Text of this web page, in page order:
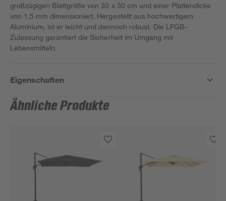
großzügigen Blattgröße von 30 x 30 cm und einer Plattendicke
von 1,5 mm dimensioniert. Hergestellt aus hochwertigem
Aluminium, ist er leicht und dennoch robust. Die LFGB-
Zulassung garantiert die Sicherheit im Umgang mit
Lebensmitteln.
Eigenschaften
Ähnliche Produkte